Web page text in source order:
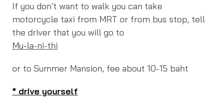
If you don’t want to walk you can take
motorcycle taxi from MRT or from bus stop, tell
the driver that you will go to
Mu-la-ni-thi
or to Summer Mansion, fee about 10-15 baht
* drive yourself